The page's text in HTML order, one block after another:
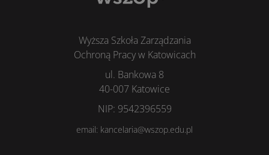
Wyższa Szkoła Zarządzania
Ochroną Pracy w Katowicach
ul. Bankowa 8
40-007 Katowice
NIP: 9542396559
email: kancelaria@wszop.edu.pl